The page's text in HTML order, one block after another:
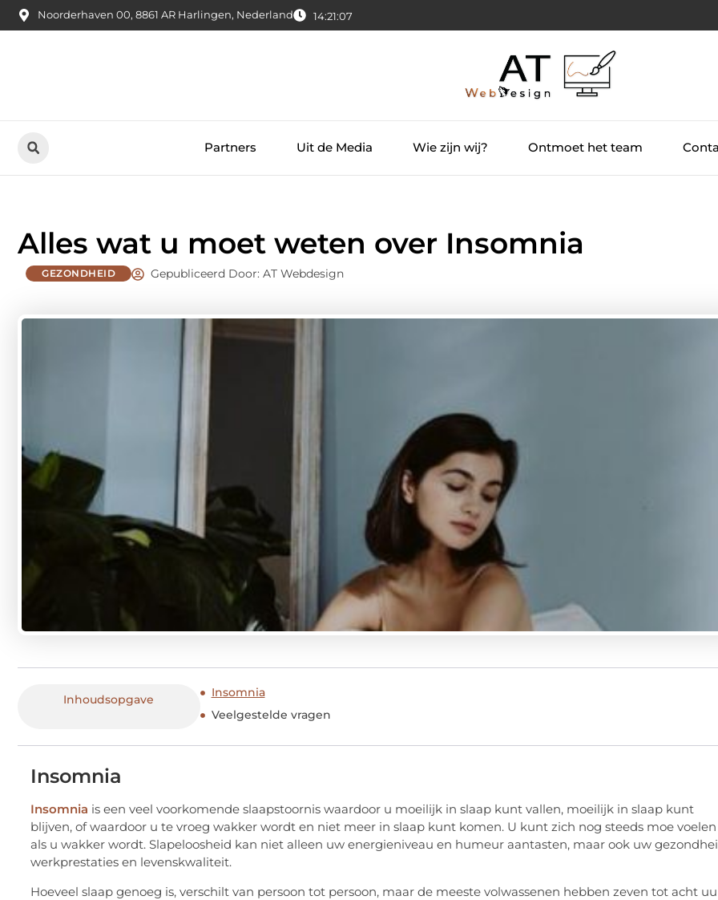
Noorderhaven 00, 8861 AR Harlingen, Nederland 14:21:09
Partners Uit de Media Wie zijn wij? Ontmoet het team
Alles wat u moet weten over Insomnia
GEZONDHEID Gepubliceerd Door: AT Webdesign
Inhoudsopgave
Insomnia
Veelgestelde vragen
Insomnia
Insomnia is een veel voorkomende slaapstoornis waardoor u moeilijk in slaap kunt vallen, moeilijk in slaap kunt
blijven, of waardoor u te vroeg wakker wordt en niet meer in slaap kunt komen. U kunt zich nog steeds moe voelen
als u wakker wordt. Slapeloosheid kan niet alleen uw energieniveau en humeur aantasten, maar ook uw
werkprestaties en levenskwaliteit.
Hoeveel slaap genoeg is, verschilt van persoon tot persoon, maar de meeste volwassenen hebben zeven tot acht